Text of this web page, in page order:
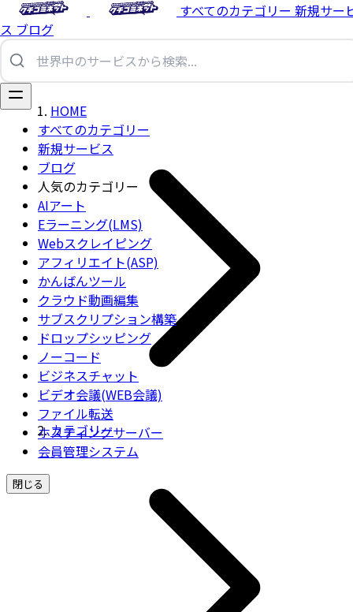
すべてのカテゴリー 新規サー
ス ブログ
すべてのカテゴリー
新規サービス
ブログ
人気のカテゴリー
AIアート
Eラーニング(LMS)
Webスクレイピング
アフィリエイト(ASP)
かんばんツール
クラウド動画編集
サブスクリプション構築
ドロップシッピング
ノーコード
ビジネスチャット
ビデオ会議(WEB会議)
ファイル転送
ホスティングサーバー
会員管理システム
閉じる
HOME
カテゴリー